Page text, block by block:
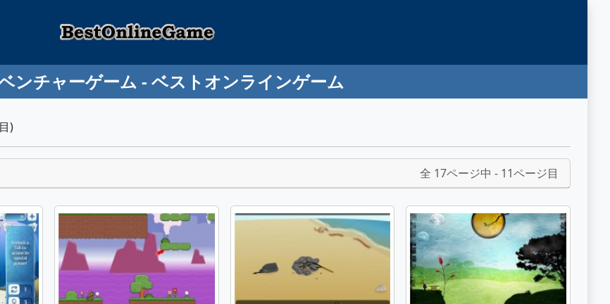
ンチャーゲーム - ベストオンラインゲーム
)
全 17ページ中 - 11ページ目